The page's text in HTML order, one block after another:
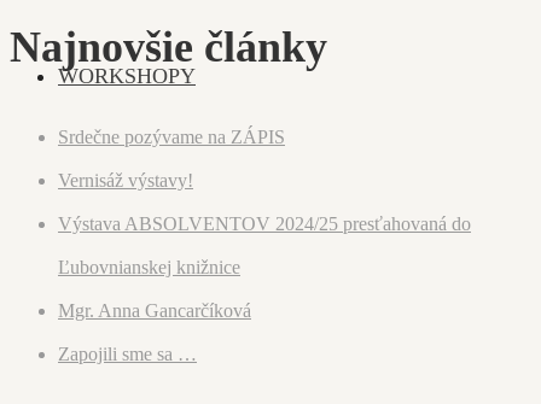
WORKSHOPY
Najnovšie články
Srdečne pozývame na ZÁPIS
Vernisáž výstavy!
Výstava ABSOLVENTOV 2024/25 presťahovaná do
Ľubovnianskej knižnice
Mgr. Anna Gancarčíková
Zapojili sme sa …